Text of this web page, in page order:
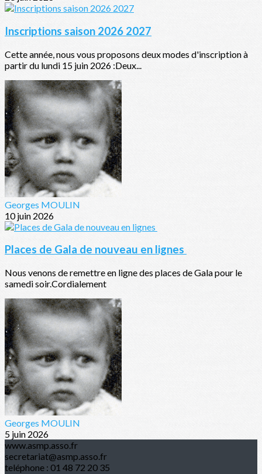
Inscriptions saison 2026 2027
Cette année, nous vous proposons deux modes d'inscription à
partir du lundi 15 juin 2026 :Deux...
Georges MOULIN
10 juin 2026
Places de Gala de nouveau en lignes
Nous venons de remettre en ligne des places de Gala pour le
samedi soir.Cordialement
Georges MOULIN
5 juin 2026
www.asmp.asso.fr
secretariat@asmp.asso.fr
teléphone : 01 48 72 20 35